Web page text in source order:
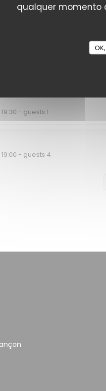
qualquer momento
- guests 1
- guests 4